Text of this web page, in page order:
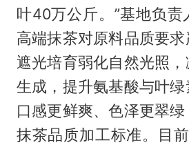
叶40万公斤。”基地负责
高端抹茶对原料品质要
遮光培育弱化自然光照
生成，提升氨基酸与叶
口感更鲜爽、色泽更翠
抹茶品质加工标准。目